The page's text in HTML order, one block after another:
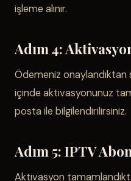
işleme alınır.
Adım 4:
Ödemeniz
içinde aktivasyonunuz
posta ile bilgilendirilirsiniz.
Adım 5: IPTV
Aktivasyon